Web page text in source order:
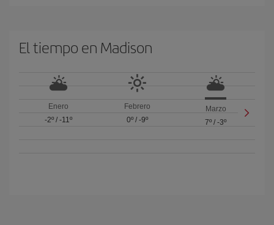
El tiempo en Madison
Enero
-2º/ -11º
Febrero
0º/ -9º
Marzo
7º /-3º